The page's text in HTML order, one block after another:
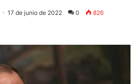
17 de junio de 2022 0 826